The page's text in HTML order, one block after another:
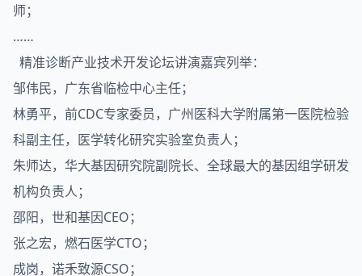
师；
……
精准诊断产业技术开发论坛讲演嘉宾列举：
邹伟民，广东省临检中心主任；
林勇平，前CDC专家委员，广州医科大学附属第一医院检验
科副主任，医学转化研究实验室负责人；
朱师达，华大基因研究院副院长、全球最大的基因组学研发
机构负责人；
邵阳，世和基因CEO；
张之宏，燃石医学CTO；
成岗，诺禾致源CSO；